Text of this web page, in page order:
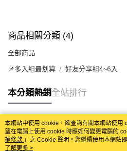
商品相關分類 (4)
全部商品
📌多入組最划算 好友分享組4~6入
本分類熱銷全站排行
熱門標籤
本網站中使用 cookie，欲查詢有關本網站使用
望在電腦上使用 cookie 時應如何變更電腦的
權條款 」之 Cookie 聲明。您繼續使用本網站
用條款之 Cookie 聲明使用 cookie。
了解更多 >